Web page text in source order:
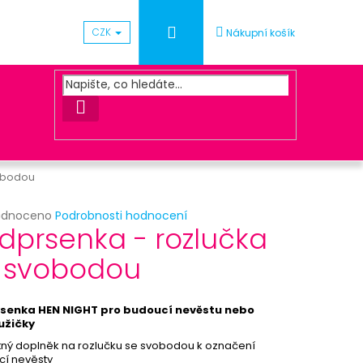
CZK PřihlášeníNákupní košík
HLEDAT
Podrobnosti hodnocení
- rozlučka
HEN NIGHT pro budoucí nevěstu nebo
doplněk na rozlučku se svobodou k označení
nevěsty
S KORKEM